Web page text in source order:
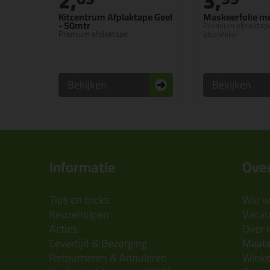
Kitcentrum Afplaktape Geel
- 50mtr
Premium afplaktape
Maskeerfolie
Premium
Informatie
Tips en tricks
Keuzehulpen
Acties
Levertijd & Bezorging
Retourneren & Annuleren
Wie
Over